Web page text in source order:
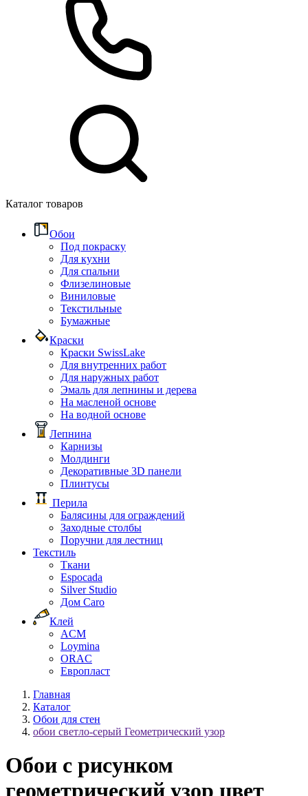
Каталог товаров
Обои
Под покраску
Для кухни
Для спальни
Флизелиновые
Виниловые
Текстильные
Бумажные
Краски
Краски SwissLake
Для внутренних работ
Для наружных работ
Эмаль для лепнины и дерева
На масленой основе
На водной основе
Лепнина
Карнизы
Молдинги
Декоративные 3D панели
Плинтусы
Перила
Балясины для ограждений
Заходные столбы
Поручни для лестниц
Текстиль
Ткани
Espocada
Silver Studio
Дом Caro
Клей
ACM
Loymina
ORAC
Европласт
Главная
Каталог
Обои для стен
обои светло-серый Геометрический узор
Обои с рисунком
геометрический узор цвет